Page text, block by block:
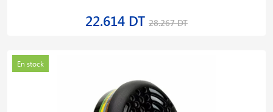
22.614 DT 28.267 DT
En stock